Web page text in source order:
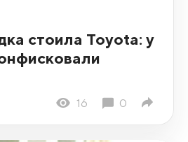
стоила Toyota: у
16 0